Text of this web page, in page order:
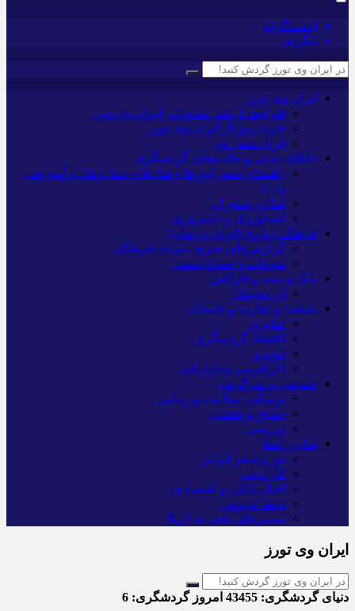
اینستاگرام
تلگرام
ایران وی تورز
شرایط بازنشر محتوا در ایران وی تورز
خرید رپورتاژ ایران وی تورز
ایران سفر تور
جاهای دیدنی و جاذبه‌های گردشگری
راهنمای سفر (تورها و هتل‌ها و حمل‌و‌نقل و آموزشی
و…)
غذا و رستوران
کشاورزی و دامپروری
فرهنگ و تاریخ (ایران و جهان)
گزارش‌های خبری میراث فرهنگی
سوغات و صنایع دستی
بانک و بیمه و فارکس
ارزدیجیتال
صنعت و تجارت و خدمات
فناوری
اقتصاد گردشگری
خودرو
کارآفرینی و بازاریابی
عمومی و سرگرمی
پزشکی، سلامت و زیبایی
حقوق و قضایی
ورزشی
سایر راه‌ها
تور و سفر ایرانی
کارا دیلی
اخبار بانکی و اقتصادی
بلیط اتوبوس
مسیرهای نجف به کربلا
ایران وی تورز
دنیای گردشگری: امروز گردشگری: